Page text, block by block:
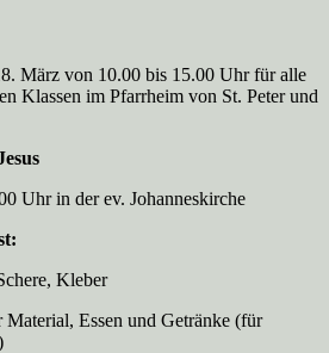
März von 10.00 bis 15.00 Uhr für alle
Klassen im Pfarrheim von St. Peter und
Uhr in der ev. Johanneskirche
Kleber
Essen und Getränke (für